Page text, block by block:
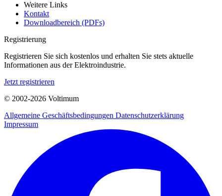
Weitere Links
Kontakt
Downloadbereich (PDFs)
Registrierung
Registrieren Sie sich kostenlos und erhalten Sie stets aktuelle
Informationen aus der Elektroindustrie.
Jetzt registrieren
© 2002-2026 Voltimum
Allgemeine Geschäftsbedingungen Datenschutzerklärung
Impressum